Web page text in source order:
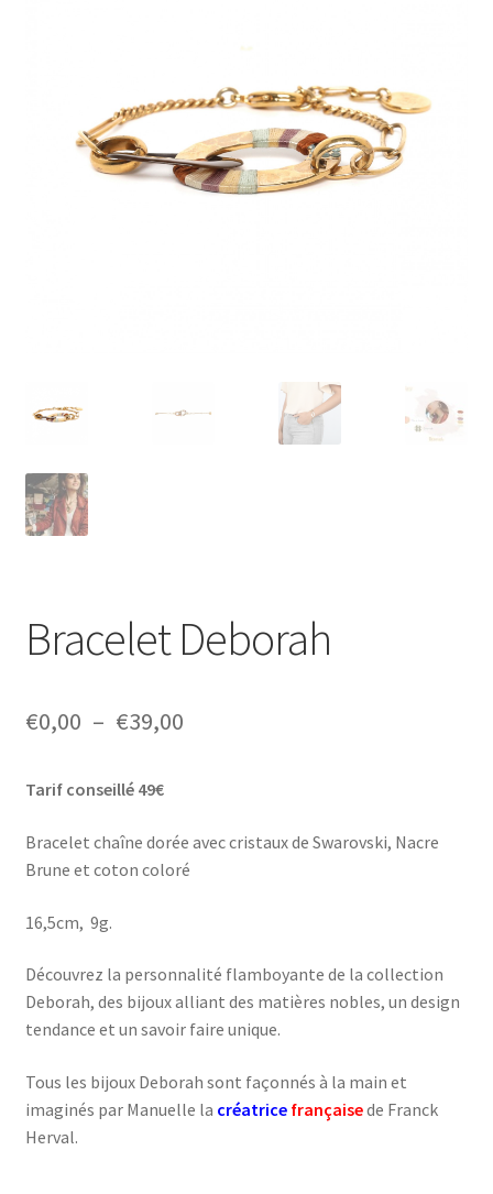
Ma Wishlist
Bracelet Deborah
€0,00 – €39,00Plage
€0,00
à
Tarif conseillé 49€
Bracelet chaîne dorée avec cristaux de Swarovski, Nacre
Brune et coton coloré
16,5cm, 9g.
Découvrez la personnalité flamboyante de la collection
Deborah, des bijoux alliant des matières nobles, un design
tendance et un savoir faire unique.
Tous les bijoux Deborah sont façonnés à la main et
imaginés par Manuelle la créatrice françaisede Franck
Herval.